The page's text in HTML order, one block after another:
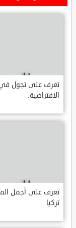
تعرف على تجول في
الافتراضية.
تعرف على أجمل
تركيا